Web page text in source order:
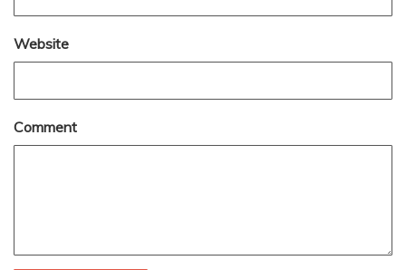
Website
Comment